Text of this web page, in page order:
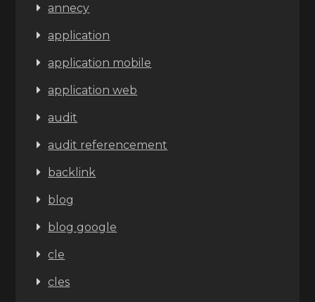
annecy
application
application mobile
application web
audit
audit referencement
backlink
blog
blog google
cle
cles